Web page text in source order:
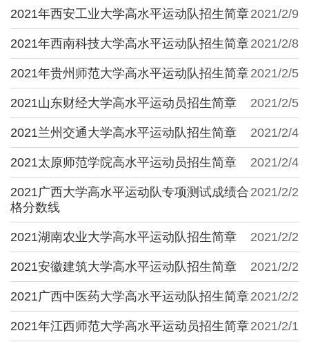
2021/2/9
2021年西安工业大学高水平运动队招生简章
2021/2/8
2021年西南科技大学高水平运动队招生简章
2021/2/5
2021年贵州师范大学高水平运动队招生简章
2021/2/5
2021山东财经大学高水平运动员招生简章
2021/2/4
2021兰州交通大学高水平运动队招生简章
2021/2/4
2021太原师范学院高水平运动员招生简章
2021/2/2
2021广西大学高水平运动队专项测试成绩合
格分数线
2021/2/2
2021湖南农业大学高水平运动队招生简章
2021/2/2
2021安徽建筑大学高水平运动队招生简章
2021/2/2
2021广西中医药大学高水平运动队招生简章
2021/2/1
2021年江西师范大学高水平运动员招生简章